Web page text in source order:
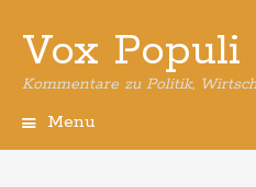
Vox Populi
Kommentare zu Politik,
Menu